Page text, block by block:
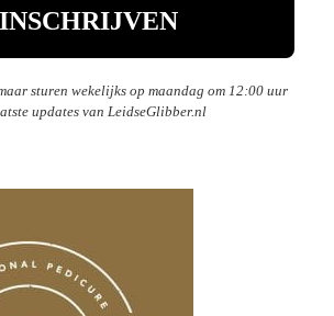
sturen wekelijks op maandag om 12:00 uur
updates van LeidseGlibber.nl